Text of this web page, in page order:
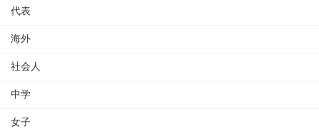
代表
海外
社会人
中学
女子